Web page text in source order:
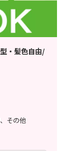
・髪色自由/
その他